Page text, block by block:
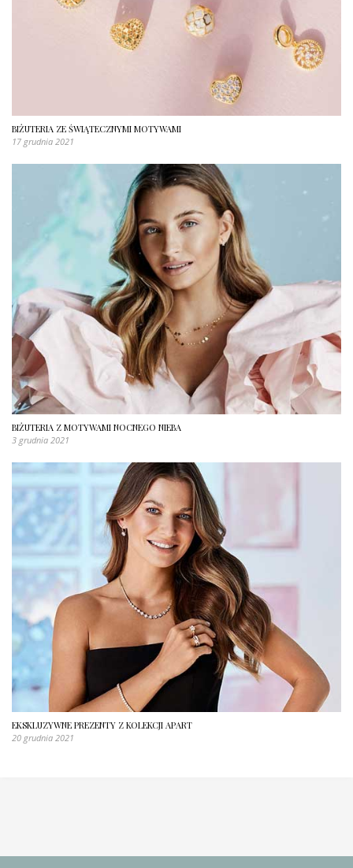
BIŻUTERIA ZE ŚWIĄTECZNYMI MOTYWAMI
17 grudnia 2021
BIŻUTERIA Z MOTYWAMI NOCNEGO NIEBA
3 grudnia 2021
EKSKLUZYWNE PREZENTY Z KOLEKCJI APART
20 grudnia 2021